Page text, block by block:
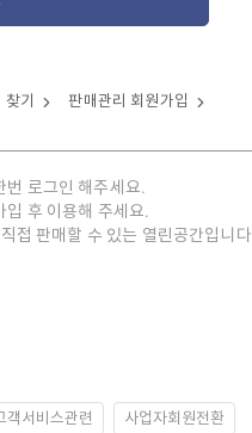
기 판매관리 회원가입
번 로그인 해주세요.
입 후 이용해 주세요.
접 판매할 수 있는 열린공간입니
객서비스관련 사업자회원전환